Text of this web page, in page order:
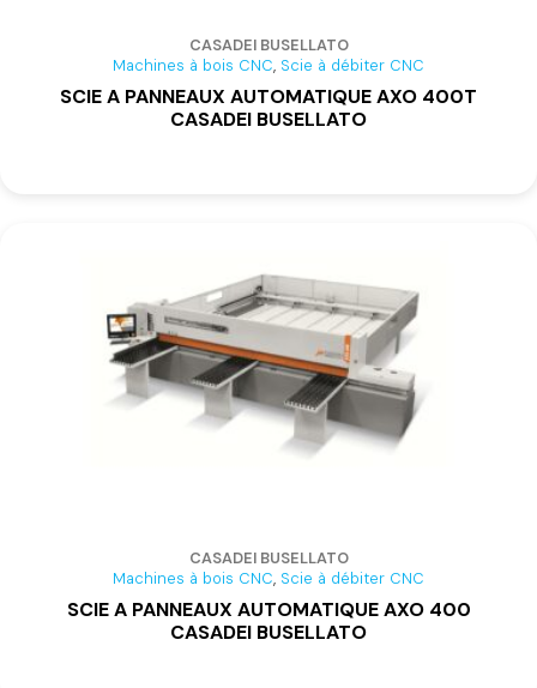
CASADEI BUSELLATO
Machines à bois CNC, Scie à débiter CNC
SCIE A PANNEAUX AUTOMATIQUE AXO 400T
CASADEI BUSELLATO
CASADEI BUSELLATO
Machines à bois CNC, Scie à débiter CNC
SCIE A PANNEAUX AUTOMATIQUE AXO 400
CASADEI BUSELLATO